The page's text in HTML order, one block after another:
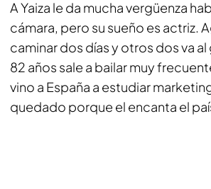
A Yaiza le da mucha vergüenza
cámara, pero su sueño es actriz.
caminar dos días y otros dos va al
82 años sale a bailar muy
vino a España a estudiar
quedado porque el encanta el